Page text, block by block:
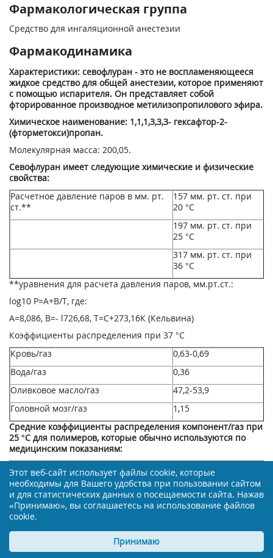
Фармакологическая группа
Средство для ингаляционной анестезии
Фармакодинамика
Характеристики: севофлуран - это не воспламеняющееся
жидкое средство для общей анестезии, которое применяют
с помощью испарителя. Он представляет собой
фторированное производное метилизопропилового эфира.
Химическое наименование: 1,1,1,3,3,3- гексафтор-2-
(фторметокси)пропан.
Молекулярная масса: 200,05.
Севофлуран имеет следующие химические и физические
свойства:
Расчетное давление паров в мм. рт.
ст.**
157 мм. рт. ст. при
20 °С
197 мм. рт. ст. при
25 °С
317 мм. рт. ст. при
36 °С
**уравнения для расчета давления паров, мм.рт.ст.:
log10 Р=А+В/Т, где:
А=8,086, B=- l726,68, Т=С+273,16К (Кельвина)
Коэффициенты распределения при 37 °С
Кровь/газ
0,63-0,69
Вода/газ
0,36
Оливковое масло/газ
47,2-53,9
Головной мозг/газ
1,15
Средние коэффициенты распределения компонент/газ при
25 °С для полимеров, которые обычно используются по
медицинским показаниям:
Проводящая резина
Бутиловая резина
7,7
Поливинилхлорид
17,4
Полиэтилен
Севофлуран не огнеопасен и не взрывоопасен, что
соответствует требованиям Международной
Этот веб-сайт использует файлы cookie, которые
необходимы для Вашего удобства при пользовании сайтом
и для статистических данных о посещаемости сайта. Нажав
«Принимаю», вы соглашаетесь на использование файлов
cookie.
Принимаю